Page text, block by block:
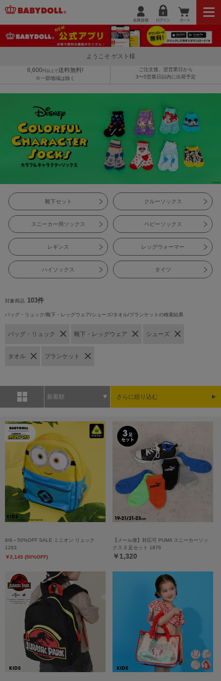
ようこそ ゲスト様
6,600 円以上で送料無料!
※一部地域は除く
ご注文後、翌営業日から
3〜5営業日以内に出荷予定
靴下セット クルーソックス
スニーカー用ソックス ベビーソックス
レギンス レッグウォーマー
ハイソックス タイツ
対象商品 103件
バッグ・リュック/靴下・レッグウェア/シューズ/タオル/ブランケットの検索結果
バッグ・リュック 靴下・レッグウェア シューズ
タオル ブランケット
新着順 さらに絞り込む
8/6～50%OFF SALE ミニオン リュック
1283
￥2,145 (50%OFF)
【メール便】対応可 PUMA スニーカーソッ
クス 3 足セット 1876
￥1,320